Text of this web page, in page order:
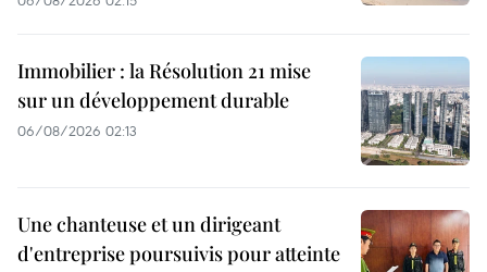
Immobilier : la Résolution 21 mise
sur un développement durable
06/08/2026 02:13
Une chanteuse et un dirigeant
d'entreprise poursuivis pour atteinte